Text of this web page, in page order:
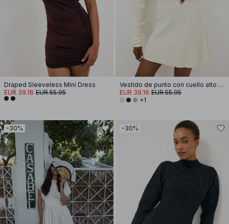
Draped Sleeveless Mini Dress
EUR 39.16 EUR 55.95
Vestido de punto con cuello alto y mangas abullonadas
EUR 39.16 EUR 55.95
+1
-30% -30%